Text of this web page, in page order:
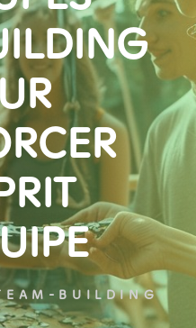
BUILDING